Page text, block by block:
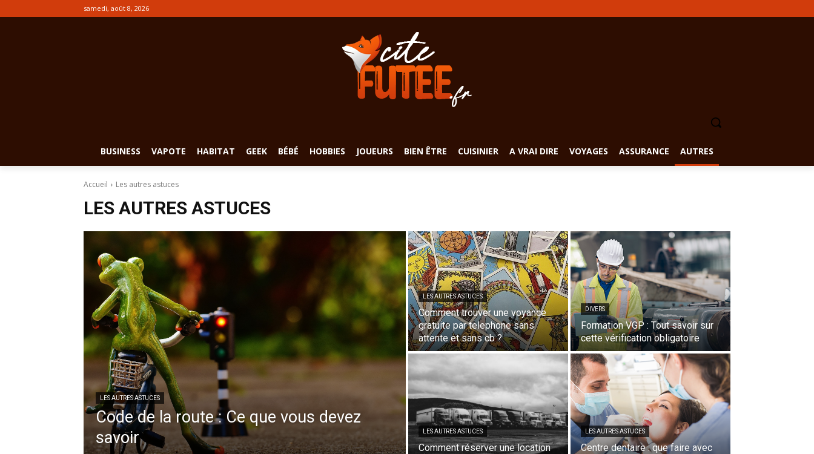
samedi, août 8, 2026
BUSINESS VAPOTE HABITAT GEEK BÉBÉ HOBBIES JOUEURS BIEN ÊTRE CUISINIER A VRAI DIRE VOYAGES ASSURANCE AUTRES
Accueil Les autres astuces
LES AUTRES ASTUCES
LES AUTRES ASTUCES
Code de la route : Ce que vous devez
savoir
LES AUTRES ASTUCES
Comment trouver une voyance
gratuite par telephone sans
attente et sans cb ?
DIVERS
Formation VGP : Tout savoir sur
cette vérification obligatoire
LES AUTRES ASTUCES
Comment réserver une location
LES AUTRES ASTUCES
Centre dentaire : que faire avec